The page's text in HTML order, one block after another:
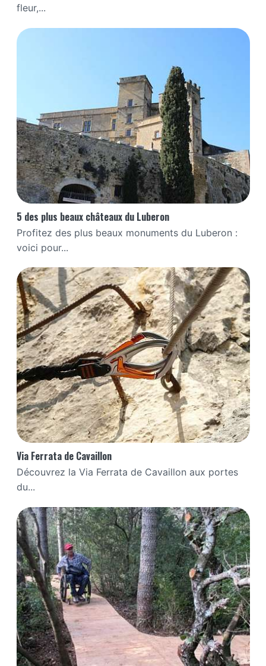
fleur,...
5 des plus beaux châteaux du Luberon
Profitez des plus beaux monuments du Luberon :
voici pour...
Via Ferrata de Cavaillon
Découvrez la Via Ferrata de Cavaillon aux portes
du...